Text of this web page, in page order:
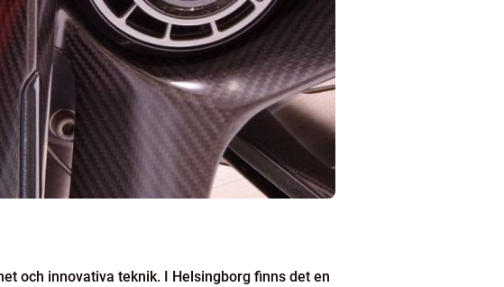
och innovativa teknik. I Helsingborg finns det en